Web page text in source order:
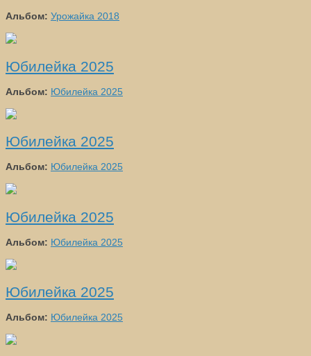
Альбом: Урожайка 2018
Юбилейка 2025
Альбом: Юбилейка 2025
Юбилейка 2025
Альбом: Юбилейка 2025
Юбилейка 2025
Альбом: Юбилейка 2025
Юбилейка 2025
Альбом: Юбилейка 2025